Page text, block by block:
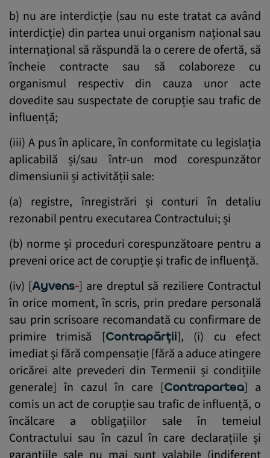
b) nu are interdicție (sau nu este tratat ca având
interdicție) din partea unui organism național sau
internațional să răspundă la o cerere de ofertă, să
încheie contracte sau să colaboreze cu
organismul respectiv din cauza unor acte
dovedite sau suspectate de corupție sau trafic de
influență;
(iii) A pus în aplicare, în conformitate cu legislația
aplicabilă și/sau într-un mod corespunzător
dimensiunii și activității sale:
(a) registre, înregistrări și conturi în detaliu
rezonabil pentru executarea Contractului; și
(b) norme și proceduri corespunzătoare pentru a
preveni orice act de corupție și trafic de influență.
(iv) [Ayvens ] are dreptul să reziliere Contractul
în orice moment, în scris, prin predare personală
sau prin scrisoare recomandată cu confirmare de
primire trimisă [Contrapărții], (i) cu efect
imediat și fără compensație [fără a aduce atingere
oricărei alte prevederi din Termenii și condițiile
generale] în cazul în care [Contrapartea] a
comis un act de corupție sau trafic de influență, o
încălcare a obligațiilor sale în temeiul
Contractului sau în cazul în care declarațiile și